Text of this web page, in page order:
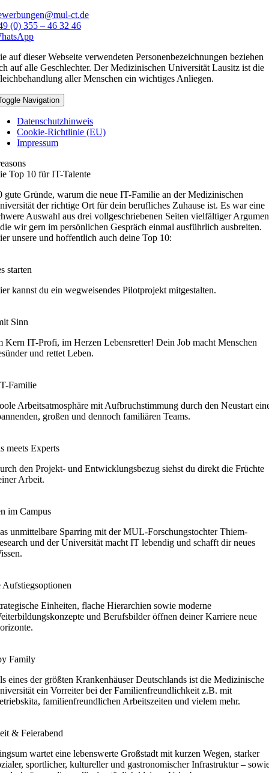
ct.de
(0) 355 – 46 32 46
auf dieser Webseite verwendeten Personenbezeichnungen beziehen
auf alle Geschlechter. Der Medizinischen Universität Lausitz ist die
aller Menschen ein wichtiges Anliegen.
Navigation
Datenschutzhinweis
Cookie-Richtlinie (EU)
Impressum
Top 10 für IT-Talente
gute Gründe, warum die neue IT-Familie an der Medizinischen
der richtige Ort für dein berufliches Zuhause ist. Es war eine
Auswahl aus drei vollgeschriebenen Seiten vielfältiger
wir gern im persönlichen Gespräch einmal ausführlich ausbreiten.
unsere und hoffentlich auch deine Top 10:
starten
kannst du ein wegweisendes Pilotprojekt mitgestalten.
Sinn
Kern IT-Profi, im Herzen Lebensretter! Dein Job macht Menschen
und rettet Leben.
Familie
Arbeitsatmosphäre mit Aufbruchstimmung durch den Neustart
großen und dennoch familiären Teams.
meets Experts
den Projekt- und Entwicklungsbezug siehst du direkt die Früchte
Arbeit.
im Campus
unmittelbare Sparring mit der MUL-Forschungstochter Thiem-
und der Universität macht IT lebendig und schafft dir neues
Aufstiegsoptionen
Einheiten, flache Hierarchien sowie moderne
und Berufsbilder öffnen deiner Karriere neue
Family
eines der größten Krankenhäuser Deutschlands ist die Medizinische
ein Vorreiter bei der Familienfreundlichkeit z.B. mit
familienfreundlichen Arbeitszeiten und vielem mehr.
& Feierabend
wartet eine lebenswerte Großstadt mit kurzen Wegen, starker
sportlicher, kultureller und gastronomischer Infrastruktur –